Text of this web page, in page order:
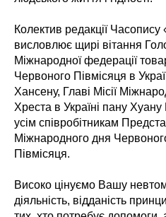
Колектив редакції
висловлює щирі вітання
Міжнародної федерації
Червоного Півмісяця в
Хансену, Главі Місії
Хреста в Україні пану
усім співробітникам
Міжнародного дня
Півмісяця.
Високо цінуємо Вашу
діяльність, відданість